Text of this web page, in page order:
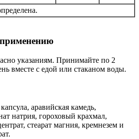
указаниям. Принимайте по 2
вместе с едой или стаканом воды.
аравийская камедь,
натрия, гороховый крахмал,
стеарат магния, кремнезем и